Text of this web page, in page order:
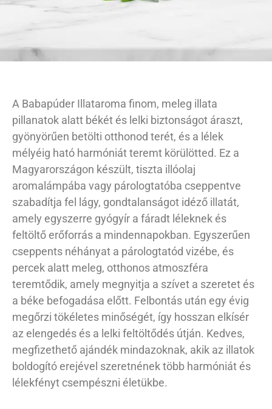
A Babapúder Illataroma finom, meleg illata
pillanatok alatt békét és lelki biztonságot áraszt,
gyönyörűen betölti otthonod terét, és a lélek
mélyéig ható harmóniát teremt körülötted. Ez a
Magyarországon készült, tiszta illóolaj
aromalámpába vagy párologtatóba cseppentve
szabadítja fel lágy, gondtalanságot idéző illatát,
amely egyszerre gyógyír a fáradt léleknek és
feltöltő erőforrás a mindennapokban. Egyszerűen
cseppents néhányat a párologtatód vizébe, és
percek alatt meleg, otthonos atmoszféra
teremtődik, amely megnyitja a szívet a szeretet és
a béke befogadása előtt. Felbontás után egy évig
megőrzi tökéletes minőségét, így hosszan elkísér
az elengedés és a lelki feltöltődés útján. Kedves,
megfizethető ajándék mindazoknak, akik az illatok
boldogító erejével szeretnének több harmóniát és
lélekfényt csempészni életükbe.